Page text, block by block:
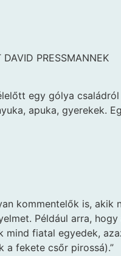
PRESSMANNEK
egy gólya
apuka, gyerekek.
kommentelők is, akik
Például arra,
mind fiatal egyedek,
a fekete csőr pirossá).”